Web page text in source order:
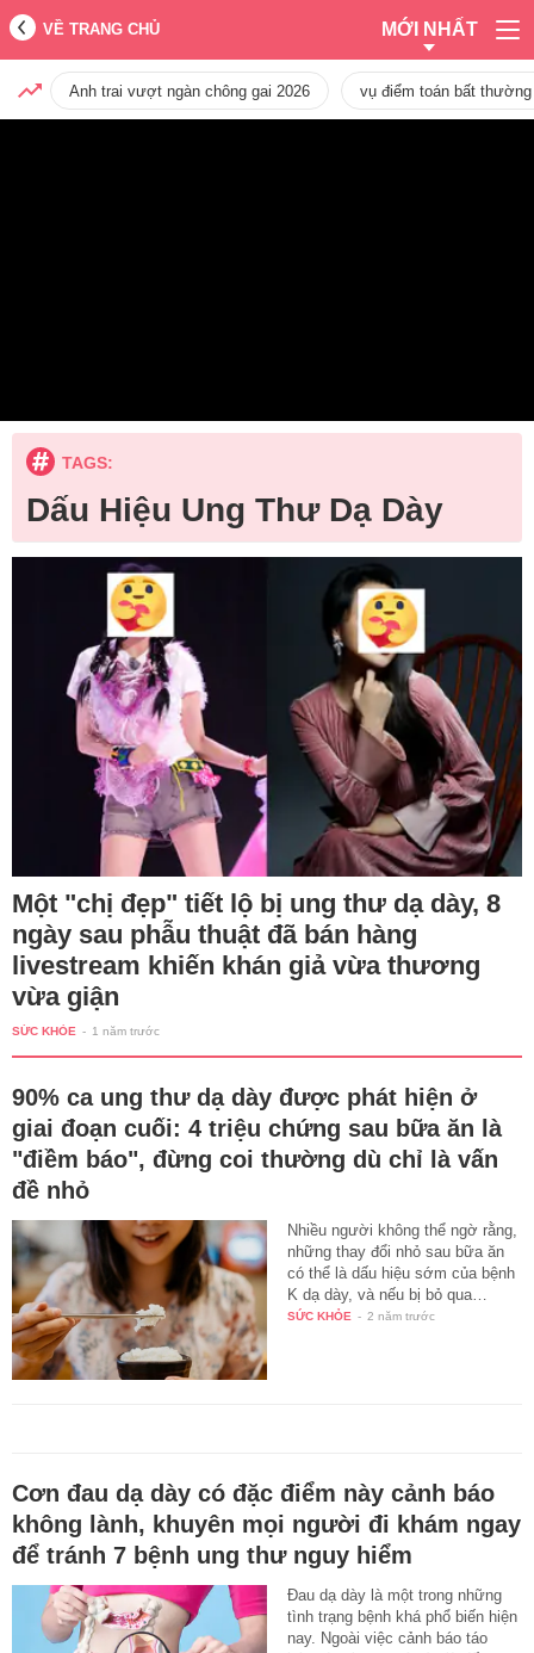
VỀ TRANG CHỦ MỚI NHẤT
Anh trai vượt ngàn chông gai 2026 vụ điểm toán bất
TAGS:
Dấu Hiệu Ung Thư Dạ Dày
Một "chị đẹp" tiết lộ bị ung thư dạ dày, 8
ngày sau phẫu thuật đã bán hàng
livestream khiến khán giả vừa thương
vừa giận
SỨC KHỎE - 1 năm trước
90% ca ung thư dạ dày được phát hiện ở
giai đoạn cuối: 4 triệu chứng sau bữa ăn là
"điềm báo", đừng coi thường dù chỉ là vấn
đề nhỏ
Nhiều người không thể ngờ rằng,
những thay đổi nhỏ sau bữa ăn
có thể là dấu hiệu sớm của bệnh
K dạ dày, và nếu bị bỏ qua…
SỨC KHỎE - 2 năm trước
Cơn đau dạ dày có đặc điểm này cảnh báo
không lành, khuyên mọi người đi khám ngay
để tránh 7 bệnh ung thư nguy hiểm
Đau dạ dày là một trong những
tình trạng bệnh khá phổ biến hiện
nay. Ngoài việc cảnh báo táo